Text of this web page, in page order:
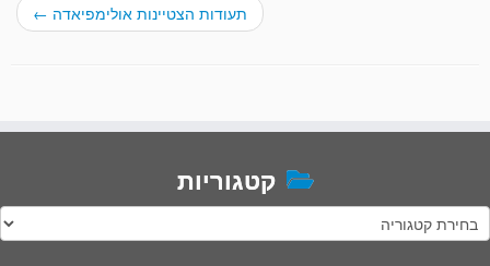
תעודות הצטיינות אולימפיאדה ←
קטגוריות
קטגוריות